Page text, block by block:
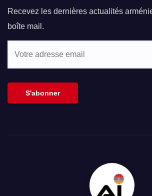
Recevez les dernières actualités
boîte mail.
S'abonner